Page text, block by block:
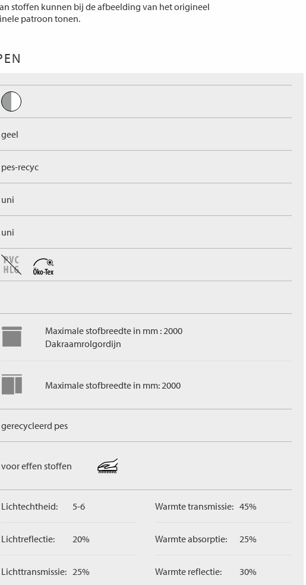
stoffen kunnen bij de afbeelding van het origineel
patroon tonen.
geel
pes-recyc
uni
uni
Maximale stofbreedte in mm : 2000
Dakraamrolgordijn
Maximale stofbreedte in mm: 2000
gerecycleerd pes
voor effen stoffen
Lichtechtheid: 5-6
Lichtreflectie: 20%
Lichttransmissie: 25%
Warmte transmissie: 45%
Warmte absorptie: 25%
Warmte reflectie: 30%